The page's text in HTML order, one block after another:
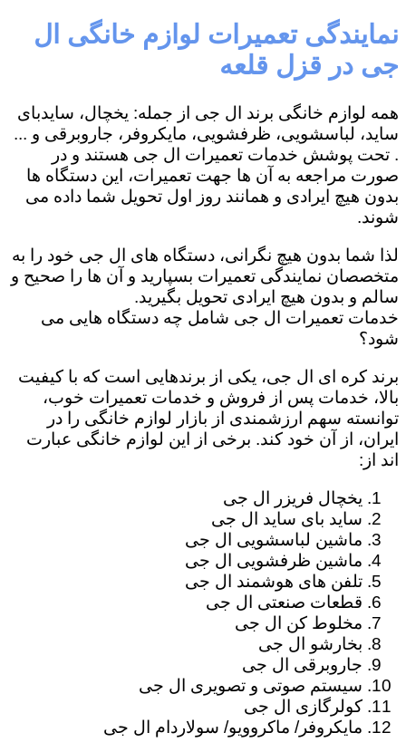
نمایندگی تعمیرات لوازم خانگی ال
جی در قزل قلعه
همه لوازم خانگی برند ال جی از جمله: یخچال، سایدبای
ساید، لباسشویی، ظرفشویی، مایکروفر، جاروبرقی و ...
. تحت پوشش خدمات تعمیرات ال جی هستند و در
صورت مراجعه به آن ها جهت تعمیرات، این دستگاه ها
بدون هیچ ایرادی و همانند روز اول تحویل شما داده می
شوند.
لذا شما بدون هیچ نگرانی، دستگاه های ال جی خود را به
متخصصان نمایندگی تعمیرات بسپارید و آن ها را صحیح و
سالم و بدون هیچ ایرادی تحویل بگیرید.
خدمات تعمیرات ال جی شامل چه دستگاه هایی می
شود؟
برند کره ای ال جی، یکی از برندهایی است که با کیفیت
بالا، خدمات پس از فروش و خدمات تعمیرات خوب،
توانسته سهم ارزشمندی از بازار لوازم خانگی را در
ایران، از آن خود کند. برخی از این لوازم خانگی عبارت
اند از:
یخچال فریزر ال جی
ساید بای ساید ال جی
ماشین لباسشویی ال جی
ماشین ظرفشویی ال جی
تلفن های هوشمند ال جی
قطعات صنعتی ال جی
مخلوط کن ال جی
بخارشو ال جی
جاروبرقی ال جی
سیستم صوتی و تصویری ال جی
کولرگازی ال جی
مایکروفر/ ماکروویو/ سولاردام ال جی